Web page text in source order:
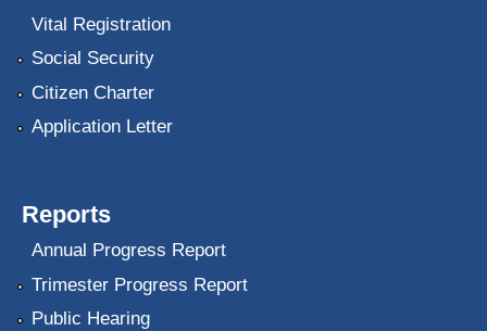
Vital Registration
Social Security
Citizen Charter
Application Letter
Reports
Annual Progress Report
Trimester Progress Report
Public Hearing